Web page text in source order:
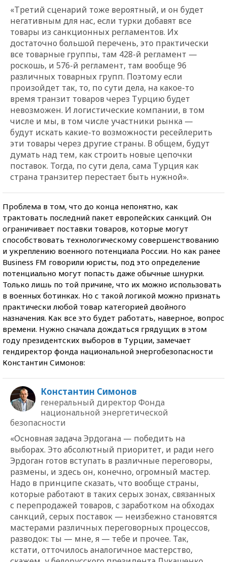
«Третий сценарий тоже вероятный, и он будет
негативным для нас, если турки добавят все
товары из санкционных регламентов. Их
достаточно большой перечень, это практически
все товарные группы, там 428-й регламент —
роскошь, и 576-й регламент, там вообще 96
различных товарных групп. Поэтому если
произойдет так, то, по сути дела, на какое-то
время транзит товаров через Турцию будет
невозможен. И логистические компании, в том
числе и мы, в том числе участники рынка —
будут искать какие-то возможности ресейлерить
эти товары через другие страны. В общем, будут
думать над тем, как строить новые цепочки
поставок. Тогда, по сути дела, сама Турция как
страна транзитер перестает быть нужной».
Проблема в том, что до конца непонятно, как
трактовать последний пакет европейских санкций. Он
ограничивает поставки товаров, которые могут
способствовать технологическому совершенствованию
и укреплению военного потенциала России. Но как ранее
Business FM говорили юристы, под это определение
потенциально могут попасть даже обычные шнурки.
Только лишь по той причине, что их можно использовать
в военных ботинках. Но с такой логикой можно признать
практически любой товар категорией двойного
назначения. Как все это будет работать, наверное, вопрос
времени. Нужно сначала дождаться грядущих в этом
году президентских выборов в Турции, замечает
гендиректор фонда национальной энергобезопасности
Константин Симонов:
Константин Симонов
генеральный директор Фонда
национальной энергетической
безопасности
«Основная задача Эрдогана — победить на
выборах. Это абсолютный приоритет, и ради него
Эрдоган готов вступать в различные переговоры,
размены, и здесь он, конечно, огромный мастер.
Надо в принципе сказать, что вообще страны,
которые работают в таких серых зонах, связанных
с перепродажей товаров, с заработком на обходах
санкций, серых поставок — неизбежно становятся
мастерами различных переговорных процессов,
разводок: ты — мне, я — тебе и прочее. Так,
кстати, отточилось аналогичное мастерство,